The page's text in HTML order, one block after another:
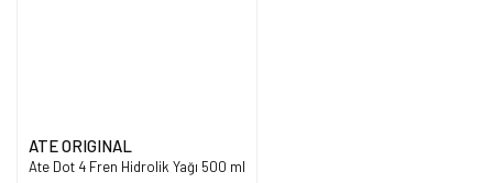
ATE ORIGINAL
Ate Dot 4 Fren Hidrolik Yağı 500 ml